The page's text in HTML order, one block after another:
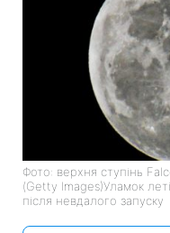
Фото: верхня ступінь
(Getty Images)Уламок
після невдалого запуску